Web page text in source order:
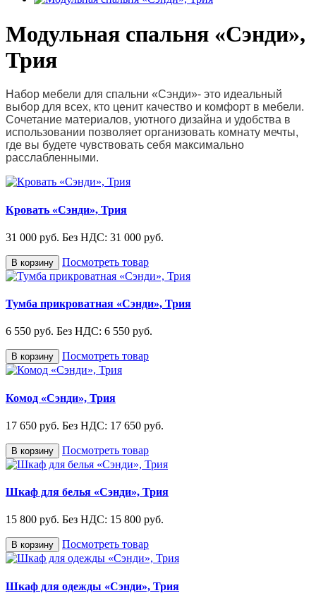
Модульная спальня «Сэнди»,
Трия
Набор мебели для спальни «Сэнди»- это идеальный
выбор для всех, кто ценит качество и комфорт в мебели.
Сочетание материалов, уютного дизайна и удобства в
использовании позволяет организовать комнату мечты,
где вы будете чувствовать себя максимально
расслабленными.
Кровать «Сэнди», Трия
31 000 руб. Без НДС: 31 000 руб.
В корзину Посмотреть товар
Тумба прикроватная «Сэнди», Трия
6 550 руб. Без НДС: 6 550 руб.
В корзину Посмотреть товар
Комод «Сэнди», Трия
17 650 руб. Без НДС: 17 650 руб.
В корзину Посмотреть товар
Шкаф для белья «Сэнди», Трия
15 800 руб. Без НДС: 15 800 руб.
В корзину Посмотреть товар
Шкаф для одежды «Сэнди», Трия